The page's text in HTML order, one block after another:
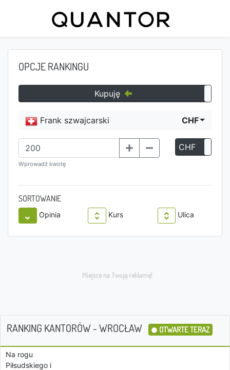
OPCJE RANKINGU
Kupuję
Frank szwajcarski CHF
Wprowadź kwotę
CHF
SORTOWANIE
Opinia Kurs Ulica
RANKING KANTORÓW - WROCŁAW OTWARTE TERAZ
Na rogu
Piłsudskiego i